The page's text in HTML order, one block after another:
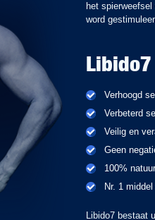
het
word
Verhoogd
Verbeterd
Veilig en
Geen
100%
Nr. 1
Libido7 bestaat